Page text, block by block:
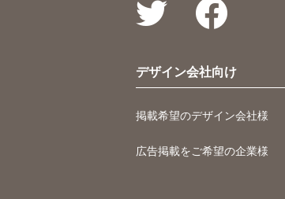
デザイン会社向け
掲載希望のデザイン会社様
広告掲載をご希望の企業様